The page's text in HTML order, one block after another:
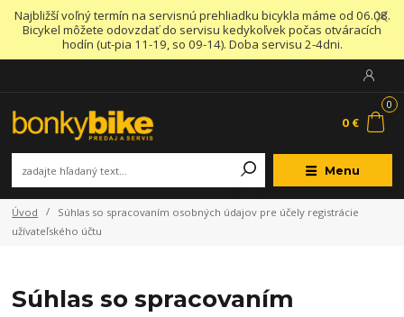
Najbližší voľný termín na servisnú prehliadku bicykla máme od 06.08.
Bicykel môžete odovzdať do servisu kedykoľvek počas otváracích
hodín (ut-pia 11-19, so 09-14). Doba servisu 2-4dni.
Menu
0
0 €
Úvod
Súhlas so spracovaním osobných údajov pre účely registrácie
užívateľského účtu
Súhlas so spracovaním